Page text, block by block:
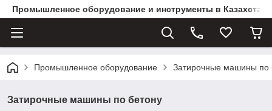
Промышленное оборудование и инструменты в
Промышленное оборудование Затирочные машины по
Затирочные машины по бетону